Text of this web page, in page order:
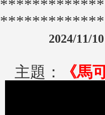
2024/11/
主題： 《馬